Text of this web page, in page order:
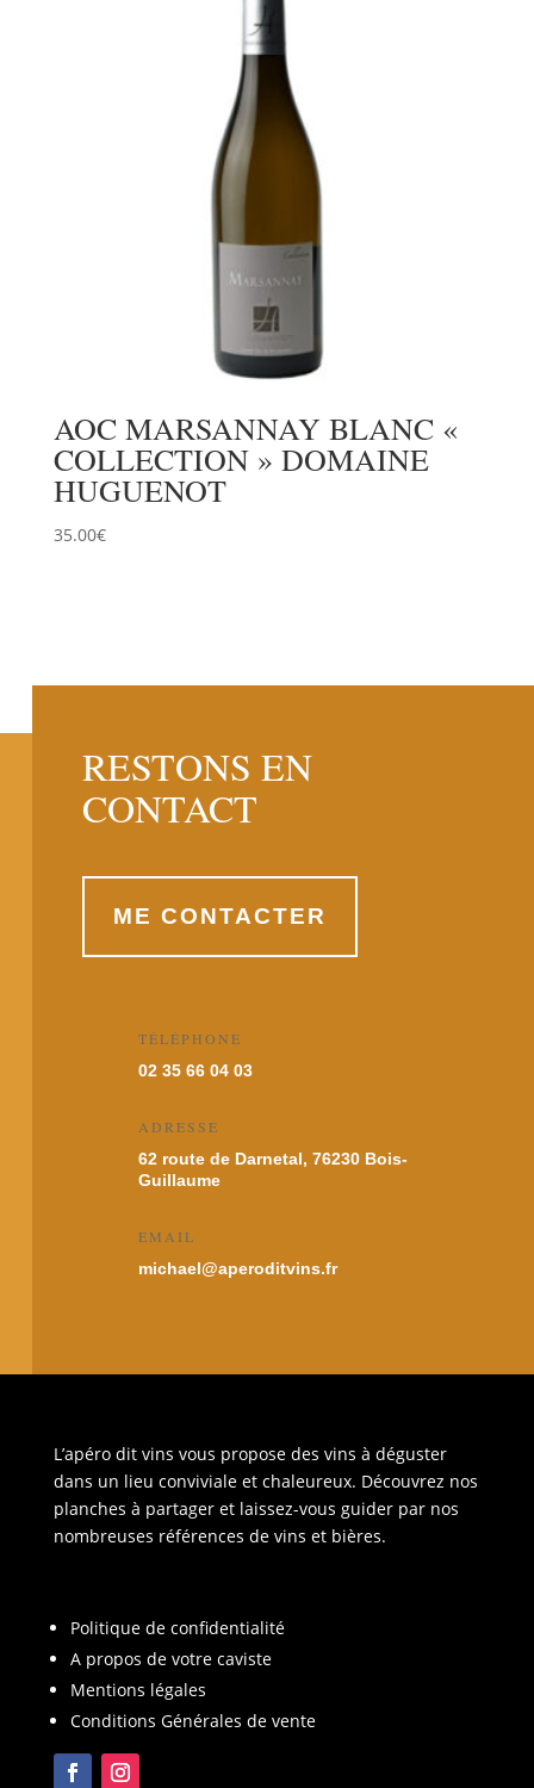
AOC MARSANNAY BLANC «
COLLECTION » DOMAINE
HUGUENOT
35.00€
RESTONS EN
CONTACT
ME CONTACTER
TÉLÉPHONE
02 35 66 04 03
ADRESSE
62 route de Darnetal, 76230 Bois-
Guillaume
EMAIL
michael@aperoditvins.fr
L’apéro dit vins vous propose des vins à déguster
dans un lieu conviviale et chaleureux. Découvrez nos
planches à partager et laissez-vous guider par nos
nombreuses références de vins et bières.
Politique de confidentialité
A propos de votre caviste
Mentions légales
Conditions Générales de vente